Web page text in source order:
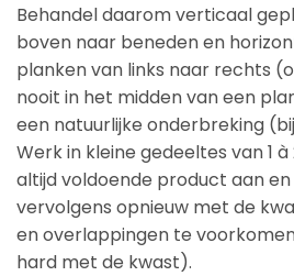
Behandel daarom verticaal
boven naar beneden en
planken van links naar rechts
nooit in het midden van een
een natuurlijke onderbreking
Werk in kleine gedeeltes van 1
altijd voldoende product aan
vervolgens opnieuw met de
en overlappingen te
hard met de kwast).